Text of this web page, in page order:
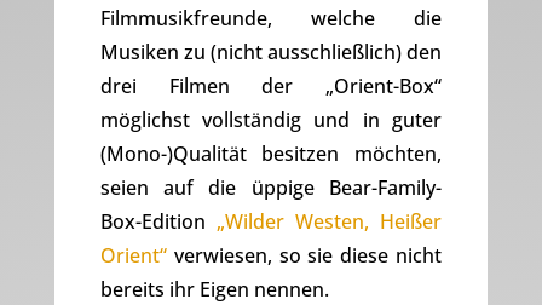
Filmmusikfreunde, welche die
Musiken zu (nicht ausschließlich) den
drei Filmen der „Orient-Box“
möglichst vollständig und in guter
(Mono-)Qualität besitzen möchten,
seien auf die üppige Bear-Family-
Box-Edition „Wilder Westen, Heißer
Orient“verwiesen, so sie diese nicht
bereits ihr Eigen nennen.